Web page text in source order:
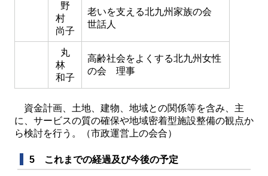
野
村
尚子
老いを支える北九州家族の会
世話人
丸
林
和子
高齢社会をよくする北九州女性
の会 理事
資金計画、土地、建物、地域との関係等を含み、主
に、サービスの質の確保や地域密着型施設整備の観点か
ら検討を行う。（市政運営上の会合）
5 これまでの経過及び今後の予定